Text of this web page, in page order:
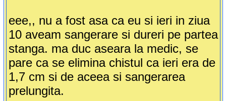
eee,, nu a fost asa ca eu si ieri in ziua
10 aveam sangerare si dureri pe partea
stanga. ma duc aseara la medic, se
pare ca se elimina chistul ca ieri era de
1,7 cm si de aceea si sangerarea
prelungita.